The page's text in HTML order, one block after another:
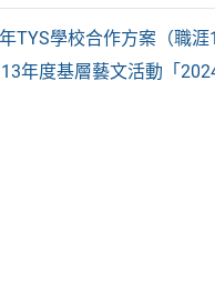
TYS學校合作方案（職涯
年度基層藝文活動「